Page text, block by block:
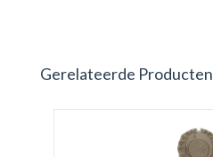
Gerelateerde Producten